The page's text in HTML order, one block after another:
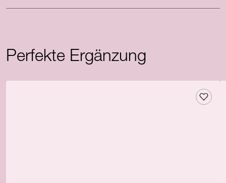
Perfekte Ergänzung